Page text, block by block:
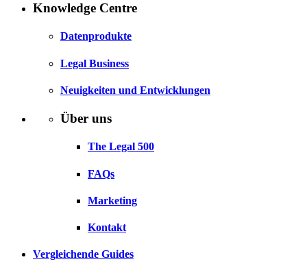
Knowledge Centre
Datenprodukte
Legal Business
Neuigkeiten und Entwicklungen
Über uns
The Legal 500
FAQs
Marketing
Kontakt
Vergleichende Guides